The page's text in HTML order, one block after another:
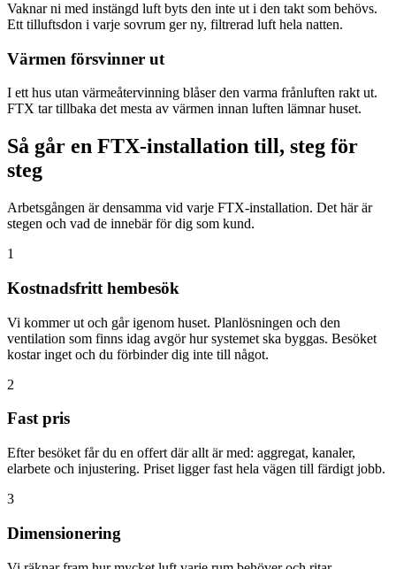
Vaknar ni med instängd luft byts den inte ut i den takt som behövs.
Ett tilluftsdon i varje sovrum ger ny, filtrerad luft hela natten.
Värmen försvinner ut
I ett hus utan värmeåtervinning blåser den varma frånluften rakt ut.
FTX tar tillbaka det mesta av värmen innan luften lämnar huset.
Så går en FTX-installation till, steg för
steg
Arbetsgången är densamma vid varje FTX-installation. Det här är
stegen och vad de innebär för dig som kund.
1
Kostnadsfritt hembesök
Vi kommer ut och går igenom huset. Planlösningen och den
ventilation som finns idag avgör hur systemet ska byggas. Besöket
kostar inget och du förbinder dig inte till något.
2
Fast pris
Efter besöket får du en offert där allt är med: aggregat, kanaler,
elarbete och injustering. Priset ligger fast hela vägen till färdigt jobb.
3
Dimensionering